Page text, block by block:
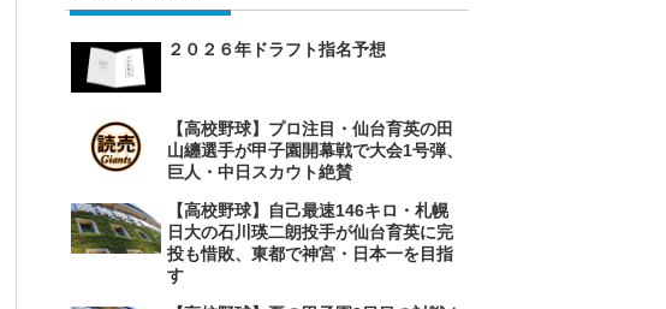
２０２６年ドラフト指名予想
【高校野球】プロ注目・仙台育英の田
山纏選手が甲子園開幕戦で大会1号弾、
巨人・中日スカウト絶賛
【高校野球】自己最速146キロ・札幌
日大の石川瑛二朗投手が仙台育英に完
投も惜敗、東都で神宮・日本一を目指
す